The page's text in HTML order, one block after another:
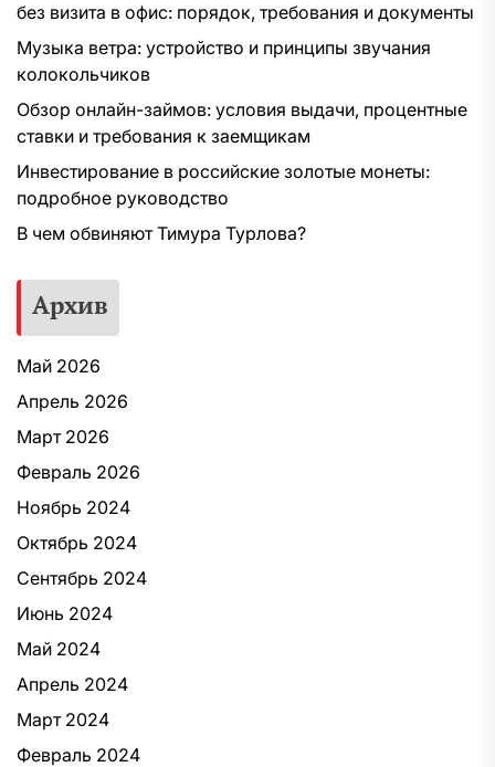
без визита в офис: порядок, требования и документы
Музыка ветра: устройство и принципы звучания
колокольчиков
Обзор онлайн-займов: условия выдачи, процентные
ставки и требования к заемщикам
Инвестирование в российские золотые монеты:
подробное руководство
В чем обвиняют Тимура Турлова?
Архив
Май 2026
Апрель 2026
Март 2026
Февраль 2026
Ноябрь 2024
Октябрь 2024
Сентябрь 2024
Июнь 2024
Май 2024
Апрель 2024
Март 2024
Февраль 2024